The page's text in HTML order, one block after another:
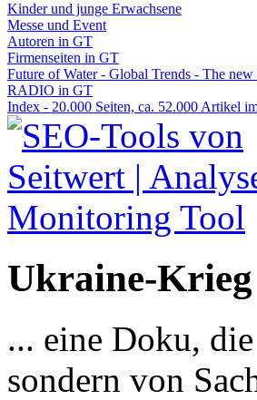
Kinder und junge Erwachsene
Messe und Event
Autoren in GT
Firmenseiten in GT
Future of Water - Global Trends - The
RADIO in GT
Index - 20.000 Seiten, ca. 52.000 Artikel
Ukraine-Krieg
... eine Doku,
sondern von